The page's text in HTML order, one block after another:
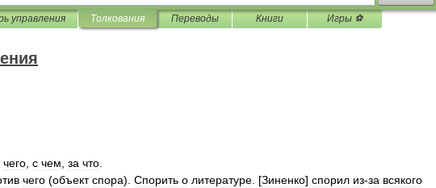
управления Толкования Переводы Книги Игры ⚽
чего с чем за что
чего (объект спора). Спорить о литературе . [Зиненко] спорил из-за всякого